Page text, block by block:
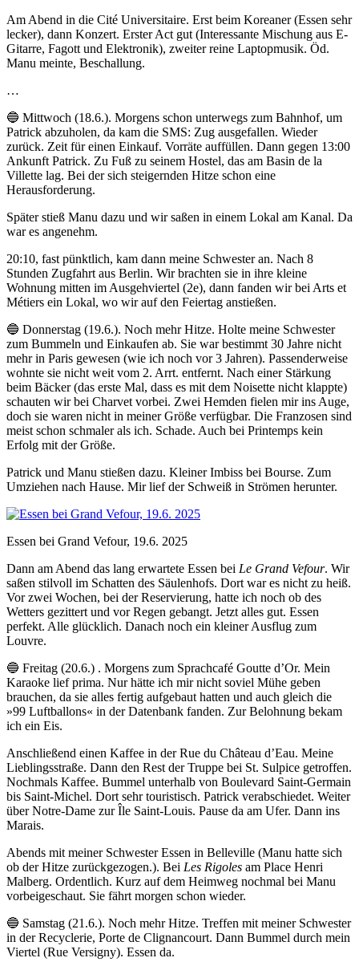
Am Abend in die Cité Universitaire. Erst beim Koreaner (Essen sehr
lecker), dann Konzert. Erster Act gut (Interessante Mischung aus E-
Gitarre, Fagott und Elektronik), zweiter reine Laptopmusik. Öd.
Manu meinte, Beschallung.
…
🔵 Mittwoch (18.6.). Morgens schon unterwegs zum Bahnhof, um
Patrick abzuholen, da kam die SMS: Zug ausgefallen. Wieder
zurück. Zeit für einen Einkauf. Vorräte auffüllen. Dann gegen 13:00
Ankunft Patrick. Zu Fuß zu seinem Hostel, das am Basin de la
Villette lag. Bei der sich steigernden Hitze schon eine
Herausforderung.
Später stieß Manu dazu und wir saßen in einem Lokal am Kanal. Da
war es angenehm.
20:10, fast pünktlich, kam dann meine Schwester an. Nach 8
Stunden Zugfahrt aus Berlin. Wir brachten sie in ihre kleine
Wohnung mitten im Ausgehviertel (2e), dann fanden wir bei Arts et
Métiers ein Lokal, wo wir auf den Feiertag anstießen.
🔵 Donnerstag (19.6.). Noch mehr Hitze. Holte meine Schwester
zum Bummeln und Einkaufen ab. Sie war bestimmt 30 Jahre nicht
mehr in Paris gewesen (wie ich noch vor 3 Jahren). Passenderweise
wohnte sie nicht weit vom 2. Arrt. entfernt. Nach einer Stärkung
beim Bäcker (das erste Mal, dass es mit dem Noisette nicht klappte)
schauten wir bei Charvet vorbei. Zwei Hemden fielen mir ins Auge,
doch sie waren nicht in meiner Größe verfügbar. Die Franzosen sind
meist schon schmaler als ich. Schade. Auch bei Printemps kein
Erfolg mit der Größe.
Patrick und Manu stießen dazu. Kleiner Imbiss bei Bourse. Zum
Umziehen nach Hause. Mir lief der Schweiß in Strömen herunter.
Essen bei Grand Vefour, 19.6. 2025
Dann am Abend das lang erwartete Essen bei Le Grand Vefour. Wir
saßen stilvoll im Schatten des Säulenhofs. Dort war es nicht zu heiß.
Vor zwei Wochen, bei der Reservierung, hatte ich noch ob des
Wetters gezittert und vor Regen gebangt. Jetzt alles gut. Essen
perfekt. Alle glücklich. Danach noch ein kleiner Ausflug zum
Louvre.
🔵 Freitag (20.6.) . Morgens zum Sprachcafé Goutte d’Or. Mein
Karaoke lief prima. Nur hätte ich mir nicht soviel Mühe geben
brauchen, da sie alles fertig aufgebaut hatten und auch gleich die
»99 Luftballons« in der Datenbank fanden. Zur Belohnung bekam
ich ein Eis.
Anschließend einen Kaffee in der Rue du Château d’Eau. Meine
Lieblingsstraße. Dann den Rest der Truppe bei St. Sulpice getroffen.
Nochmals Kaffee. Bummel unterhalb von Boulevard Saint-Germain
bis Saint-Michel. Dort sehr touristisch. Patrick verabschiedet. Weiter
über Notre-Dame zur Île Saint-Louis. Pause da am Ufer. Dann ins
Marais.
Abends mit meiner Schwester Essen in Belleville (Manu hatte sich
ob der Hitze zurückgezogen.). Bei Les Rigoles am Place Henri
Malberg. Ordentlich. Kurz auf dem Heimweg nochmal bei Manu
vorbeigeschaut. Sie fährt morgen schon wieder.
🔵 Samstag (21.6.). Noch mehr Hitze. Treffen mit meiner Schwester
in der Recyclerie, Porte de Clignancourt. Dann Bummel durch mein
Viertel (Rue Versigny). Essen da.